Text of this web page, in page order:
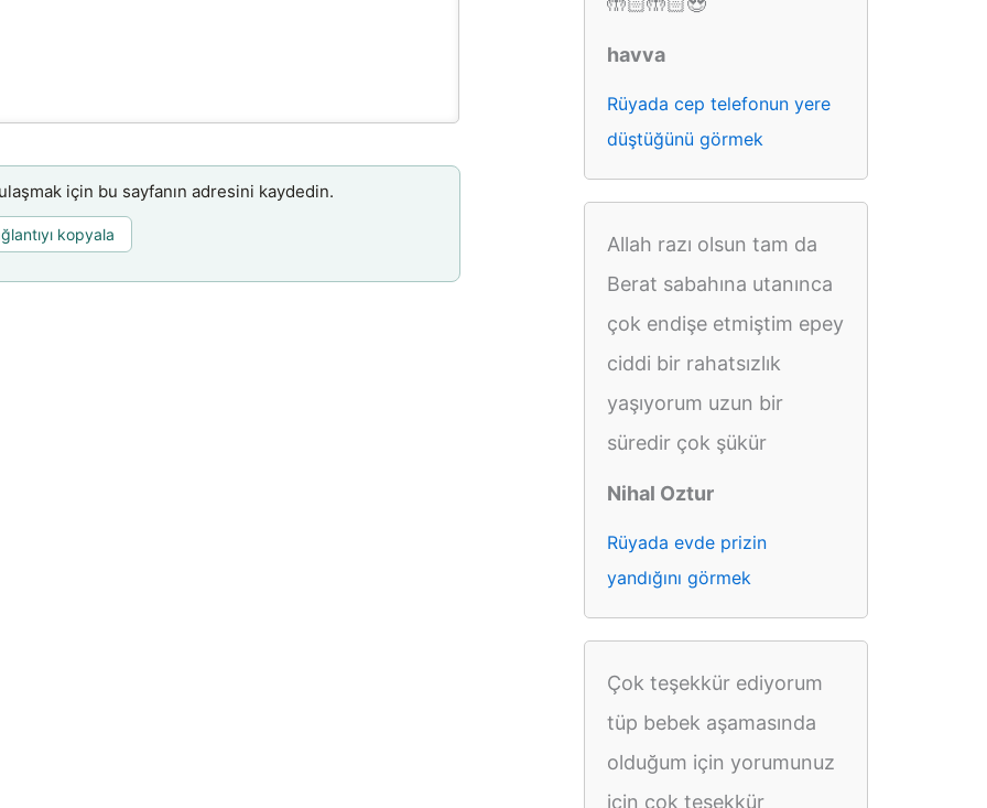
için bu sayfanın adresini kaydedin.
kopyala
havva
Rüyada cep telefonun yere
düştüğünü görmek
Allah razı olsun tam da
Berat sabahına utanınca
çok endişe etmiştim epey
ciddi bir rahatsızlık
yaşıyorum uzun bir
süredir çok şükür
Nihal Oztur
Rüyada evde prizin
yandığını görmek
Çok teşekkür ediyorum
tüp bebek aşamasında
olduğum için yorumunuz
için çok teşekkür